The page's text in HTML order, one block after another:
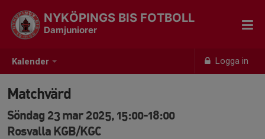
Kalender Logga in
NYKÖPINGS BIS FOTBOLL
Damjuniorer
Matchvärd
Söndag 23 mar 2025, 15:00-18:00
Rosvalla KGB/KGC